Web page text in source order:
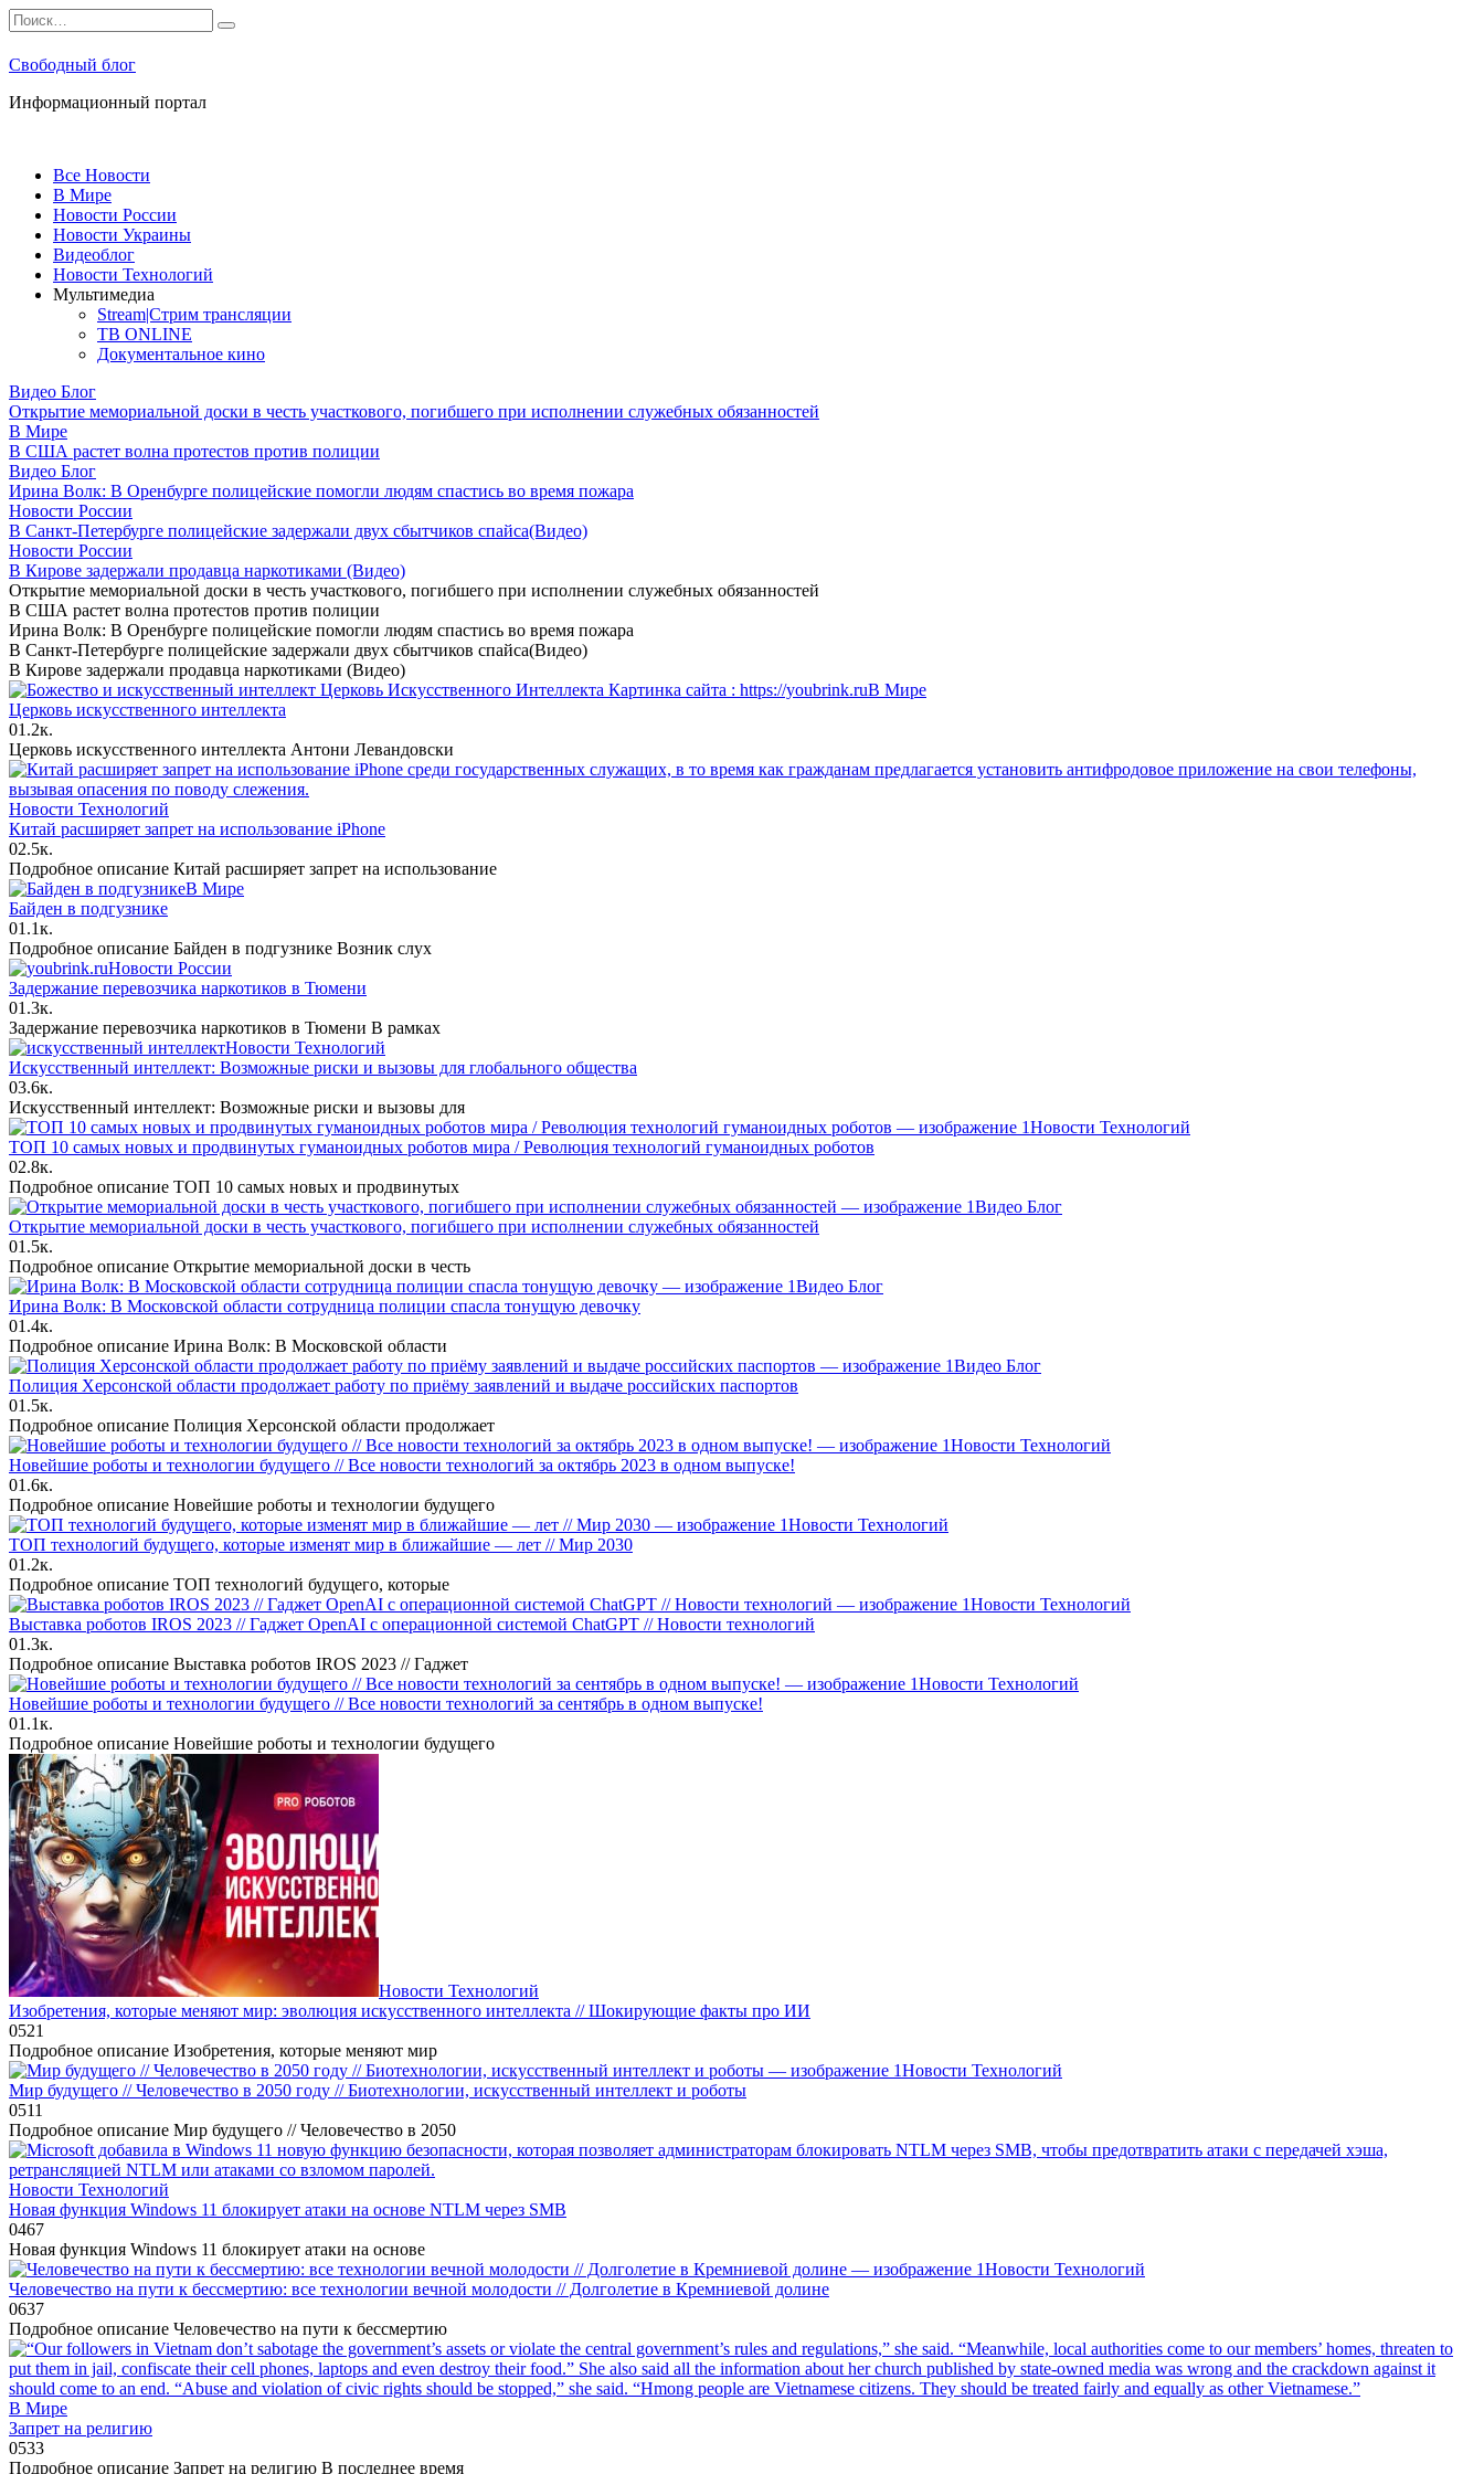
Перейти
к
содержанию
Search
for:
Свободный блог
Информационный портал
Все Новости
В Мире
Новости России
Новости Украины
Видеоблог
Новости Технологий
Мультимедиа
Stream|Стрим трансляции
ТВ ONLINE
Документальное кино
Видео Блог
Открытие мемориальной доски в честь участкового, погибшего при исполнении служебных обязанностей
В Мире
В США растет волна протестов против полиции
Видео Блог
Ирина Волк: В Оренбурге полицейские помогли людям спастись во время пожара
Новости России
В Санкт-Петербурге полицейские задержали двух сбытчиков спайса(Видео)
Новости России
В Кирове задержали продавца наркотиками (Видео)
Открытие мемориальной доски в честь участкового, погибшего при исполнении служебных обязанностей
В США растет волна протестов против полиции
Ирина Волк: В Оренбурге полицейские помогли людям спастись во время пожара
В Санкт-Петербурге полицейские задержали двух сбытчиков спайса(Видео)
В Кирове задержали продавца наркотиками (Видео)
В Мире
Церковь искусственного интеллекта
01.2к.
Церковь искусственного интеллекта Антони Левандовски
Новости Технологий
Китай расширяет запрет на использование iPhone
02.5к.
Подробное описание Китай расширяет запрет на использование
В Мире
Байден в подгузнике
01.1к.
Подробное описание Байден в подгузнике Возник слух
Новости России
Задержание перевозчика наркотиков в Тюмени
01.3к.
Задержание перевозчика наркотиков в Тюмени В рамках
Новости Технологий
Искусственный интеллект: Возможные риски и вызовы для глобального общества
03.6к.
Искусственный интеллект: Возможные риски и вызовы для
Новости Технологий
ТОП 10 самых новых и продвинутых гуманоидных роботов мира / Революция технологий гуманоидных роботов
02.8к.
Подробное описание ТОП 10 самых новых и продвинутых
Видео Блог
Открытие мемориальной доски в честь участкового, погибшего при исполнении служебных обязанностей
01.5к.
Подробное описание Открытие мемориальной доски в честь
Видео Блог
Ирина Волк: В Московской области сотрудница полиции спасла тонущую девочку
01.4к.
Подробное описание Ирина Волк: В Московской области
Видео Блог
Полиция Херсонской области продолжает работу по приёму заявлений и выдаче российских паспортов
01.5к.
Подробное описание Полиция Херсонской области продолжает
Новости Технологий
Новейшие роботы и технологии будущего // Все новости технологий за октябрь 2023 в одном выпуске!
01.6к.
Подробное описание Новейшие роботы и технологии будущего
Новости Технологий
ТОП технологий будущего, которые изменят мир в ближайшие — лет // Мир 2030
01.2к.
Подробное описание ТОП технологий будущего, которые
Новости Технологий
Выставка роботов IROS 2023 // Гаджет OpenAI с операционной системой ChatGPT // Новости технологий
01.3к.
Подробное описание Выставка роботов IROS 2023 // Гаджет
Новости Технологий
Новейшие роботы и технологии будущего // Все новости технологий за сентябрь в одном выпуске!
01.1к.
Подробное описание Новейшие роботы и технологии будущего
Новости Технологий
Изобретения, которые меняют мир: эволюция искусственного интеллекта // Шокирующие факты про ИИ
0521
Подробное описание Изобретения, которые меняют мир
Новости Технологий
Мир будущего // Человечество в 2050 году // Биотехнологии, искусственный интеллект и роботы
0511
Подробное описание Мир будущего // Человечество в 2050
Новости Технологий
Новая функция Windows 11 блокирует атаки на основе NTLM через SMB
0467
Новая функция Windows 11 блокирует атаки на основе
Новости Технологий
Человечество на пути к бессмертию: все технологии вечной молодости // Долголетие в Кремниевой долине
0637
Подробное описание Человечество на пути к бессмертию
В Мире
Запрет на религию
0533
Подробное описание Запрет на религию В последнее время